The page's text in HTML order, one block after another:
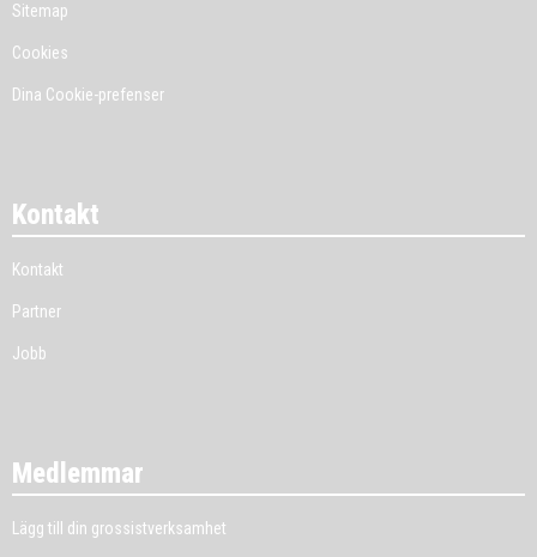
Sitemap
Cookies
Dina Cookie-prefenser
Kontakt
Kontakt
Partner
Jobb
Medlemmar
Lägg till din grossistverksamhet